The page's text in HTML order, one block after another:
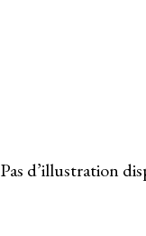
Pas d’illustration